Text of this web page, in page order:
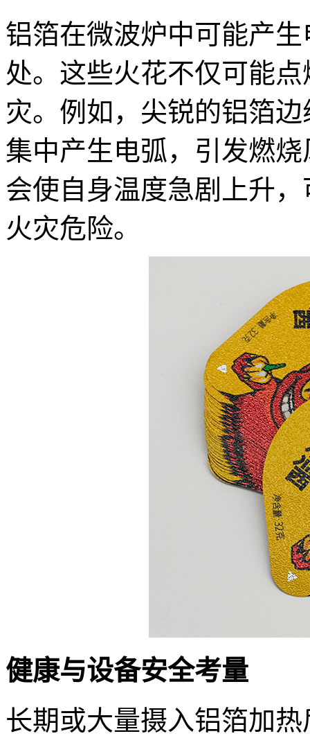
铝箔在微波炉中可能产
处。这些火花不仅可能
灾。例如，尖锐的铝箔
集中产生电弧，引发燃
会使自身温度急剧上升
火灾危险。
健康与设备安全考量
长期或大量摄入铝箔加